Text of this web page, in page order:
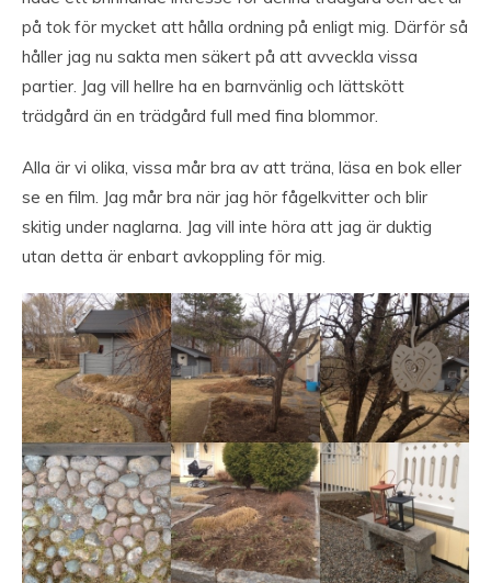
på tok för mycket att hålla ordning på enligt mig. Därför så
håller jag nu sakta men säkert på att avveckla vissa
partier. Jag vill hellre ha en barnvänlig och lättskött
trädgård än en trädgård full med fina blommor.
Alla är vi olika, vissa mår bra av att träna, läsa en bok eller
se en film. Jag mår bra när jag hör fågelkvitter och blir
skitig under naglarna. Jag vill inte höra att jag är duktig
utan detta är enbart avkoppling för mig.